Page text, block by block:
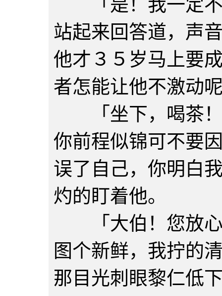
「是！我一定不
站起来回答道，声
他才３５岁马上要
者怎能让他不激动
「坐下，喝茶！
你前程似锦可不要
误了自己，你明白
灼的盯着他。
「大伯！您放心
图个新鲜，我拧的
那目光刺眼黎仁低